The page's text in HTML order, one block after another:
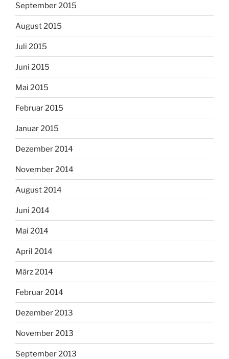
September 2015
August 2015
Juli 2015
Juni 2015
Mai 2015
Februar 2015
Januar 2015
Dezember 2014
November 2014
August 2014
Juni 2014
Mai 2014
April 2014
März 2014
Februar 2014
Dezember 2013
November 2013
September 2013